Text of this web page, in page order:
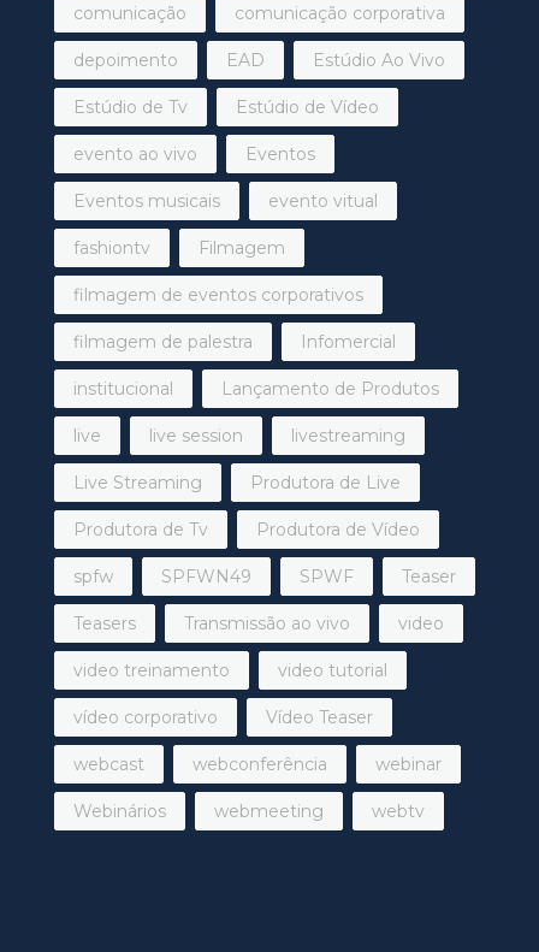
comunicação comunicação corporativa
depoimento EAD Estúdio Ao Vivo
Estúdio de Tv Estúdio de Vídeo
evento ao vivo Eventos
Eventos musicais evento vitual
fashiontv Filmagem
filmagem de eventos corporativos
filmagem de palestra Infomercial
institucional Lançamento de Produtos
live live session livestreaming
Live Streaming Produtora de Live
Produtora de Tv Produtora de Vídeo
spfw SPFWN49 SPWF Teaser
Teasers Transmissão ao vivo video
video treinamento video tutorial
vídeo corporativo Vídeo Teaser
webcast webconferência webinar
Webinários webmeeting webtv